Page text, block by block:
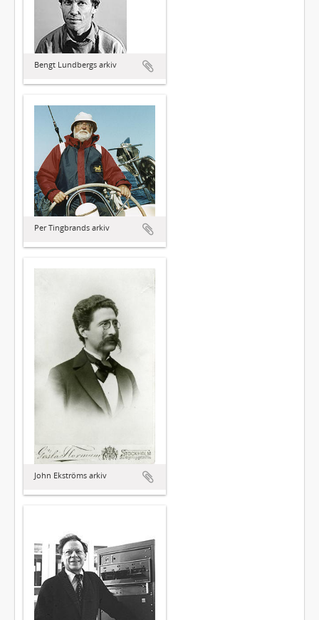
Bengt Lundbergs arkiv
Per Tingbrands arkiv
John Ekströms arkiv